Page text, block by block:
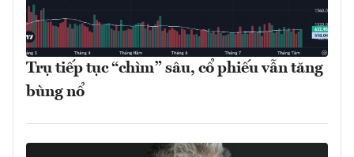
Trụ tiếp tục “chìm” sâu, cổ phiếu vẫn tăng
bùng nổ